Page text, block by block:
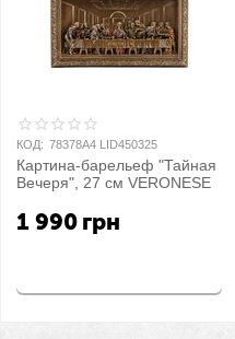
КОД: 78378A4 LID450325
Картина-барельеф "Тайная
Вечеря", 27 см VERONESE
1 990 грн